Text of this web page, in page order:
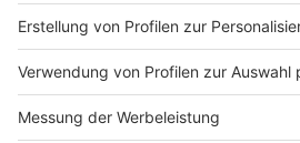
Anzeige
Zugang zur eigenen Akte
Anzeige